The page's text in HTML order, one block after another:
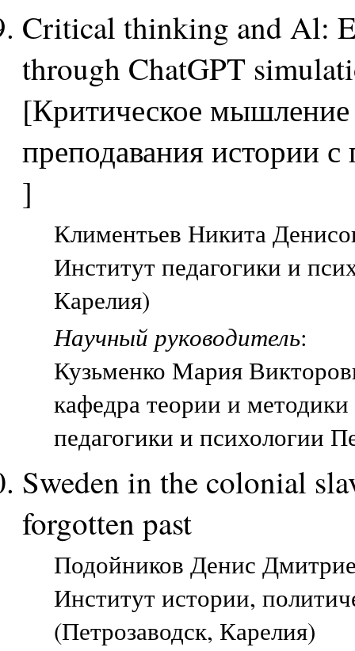
Critical thinking and Al:
through ChatGPT
[Критическое
преподавания истории
]
Климентьев Никита
Институт педагогики и
Карелия)
Научный руководитель:
Кузьменко Мария
кафедра теории и
педагогики и психологии
Sweden in the colonial
forgotten past
Подойников Денис
Институт истории,
(Петрозаводск, Карелия)